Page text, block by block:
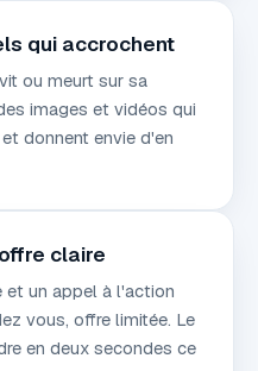
qui accrochent
ou meurt sur sa
images et vidéos qui
donnent envie d'en
claire
et un appel à l'action
vous, offre limitée. Le
en deux secondes ce